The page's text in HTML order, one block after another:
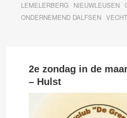
LEMELERBERG
NIEUWLEUSEN
ONDERNEMEND DALFSEN
2e zondag in de
– Hulst